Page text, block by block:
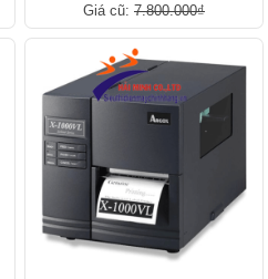
Giá cũ: 7.800.000₫